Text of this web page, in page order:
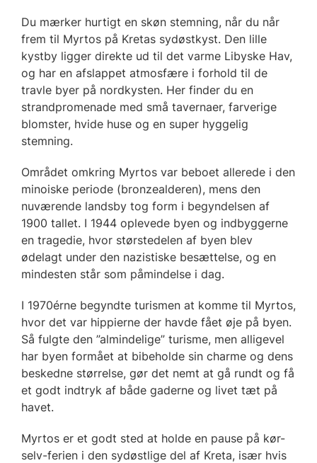
Du mærker hurtigt en skøn stemning, når du når
frem til Myrtos på Kretas sydøstkyst. Den lille
kystby ligger direkte ud til det varme Libyske Hav,
og har en afslappet atmosfære i forhold til de
travle byer på nordkysten. Her finder du en
strandpromenade med små tavernaer, farverige
blomster, hvide huse og en super hyggelig
stemning.
Området omkring Myrtos var beboet allerede i den
minoiske periode (bronzealderen), mens den
nuværende landsby tog form i begyndelsen af
1900 tallet. I 1944 oplevede byen og indbyggerne
en tragedie, hvor størstedelen af byen blev
ødelagt under den nazistiske besættelse, og en
mindesten står som påmindelse i dag.
I 1970érne begyndte turismen at komme til Myrtos,
hvor det var hippierne der havde fået øje på byen.
Så fulgte den ”almindelige” turisme, men alligevel
har byen formået at bibeholde sin charme og dens
beskedne størrelse, gør det nemt at gå rundt og få
et godt indtryk af både gaderne og livet tæt på
havet.
Myrtos er et godt sted at holde en pause på kør-
selv-ferien i den sydøstlige del af Kreta, især hvis